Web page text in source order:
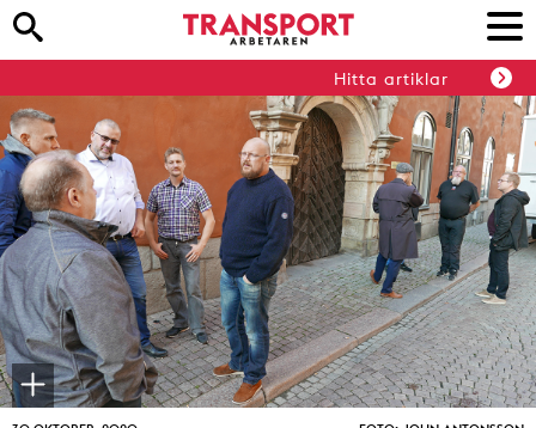
Hitta artiklar